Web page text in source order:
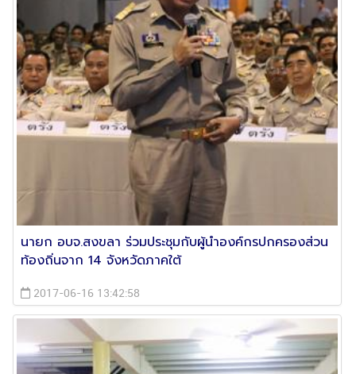
นายก อบจ.สงขลา ร่วมประชุมกับผู้นำองค์กรปกครองส่วน
ท้องถิ่นจาก 14 จังหวัดภาคใต้
2017-06-16 13:42:58